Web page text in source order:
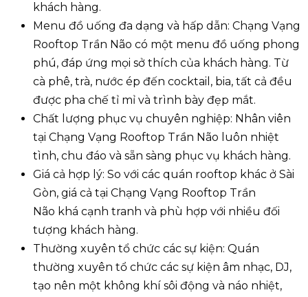
khách hàng.
Menu đồ uống đa dạng và hấp dẫn: Chạng Vạng
Rooftop Trần Não có một menu đồ uống phong
phú, đáp ứng mọi sở thích của khách hàng. Từ
cà phê, trà, nước ép đến cocktail, bia, tất cả đều
được pha chế tỉ mỉ và trình bày đẹp mắt.
Chất lượng phục vụ chuyên nghiệp: Nhân viên
tại Chạng Vạng Rooftop Trần Não luôn nhiệt
tình, chu đáo và sẵn sàng phục vụ khách hàng.
Giá cả hợp lý: So với các quán rooftop khác ở Sài
Gòn, giá cả tại Chạng Vạng Rooftop Trần
Não khá cạnh tranh và phù hợp với nhiều đối
tượng khách hàng.
Thường xuyên tổ chức các sự kiện: Quán
thường xuyên tổ chức các sự kiện âm nhạc, DJ,
tạo nên một không khí sôi động và náo nhiệt,